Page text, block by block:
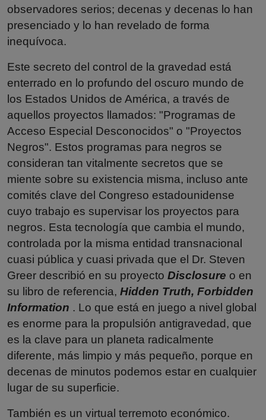
observadores serios; decenas y decenas lo han
presenciado y lo han revelado de forma
inequívoca.
Este secreto del control de la gravedad está
enterrado en lo profundo del oscuro mundo de
los Estados Unidos de América, a través de
aquellos proyectos llamados: "Programas de
Acceso Especial Desconocidos" o "Proyectos
Negros". Estos programas para negros se
consideran tan vitalmente secretos que se
miente sobre su existencia misma, incluso ante
comités clave del Congreso estadounidense
cuyo trabajo es supervisar los proyectos para
negros. Esta tecnología que cambia el mundo,
controlada por la misma entidad transnacional
cuasi pública y cuasi privada que el Dr. Steven
Greer describió en su proyecto Disclosure o en
su libro de referencia, Hidden Truth, Forbidden
Information . Lo que está en juego a nivel global
es enorme para la propulsión antigravedad, que
es la clave para un planeta radicalmente
diferente, más limpio y más pequeño, porque en
decenas de minutos podemos estar en cualquier
lugar de su superficie.
También es un virtual terremoto económico.